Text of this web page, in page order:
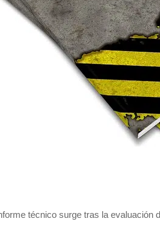
técnico surge tras la evaluación